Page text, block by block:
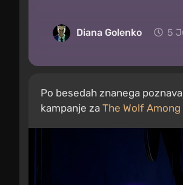
Diana Golenko 5
Po besedah znanega
kampanje za The Wolf Among